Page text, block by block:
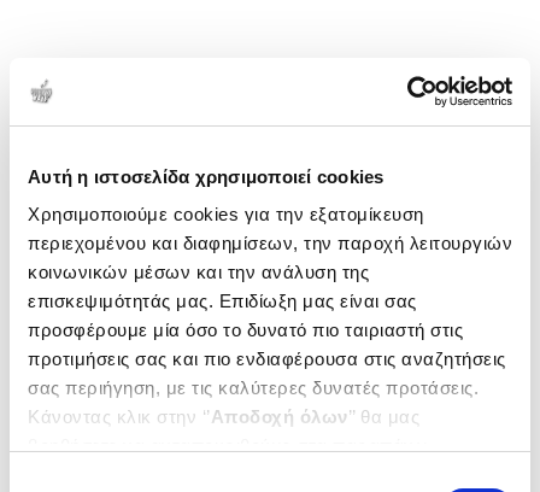
Αυτή η ιστοσελίδα χρησιμοποιεί cookies
Χρησιμοποιούμε cookies για την εξατομίκευση
περιεχομένου και διαφημίσεων, την παροχή λειτουργιών
κοινωνικών μέσων και την ανάλυση της
επισκεψιμότητάς μας. Επιδίωξη μας είναι σας
προσφέρουμε μία όσο το δυνατό πιο ταιριαστή στις
προτιμήσεις σας και πιο ενδιαφέρουσα στις αναζητήσεις
σας περιήγηση, με τις καλύτερες δυνατές προτάσεις.
Κάνοντας κλικ στην ‘’Αποδοχή όλων’’ θα μας